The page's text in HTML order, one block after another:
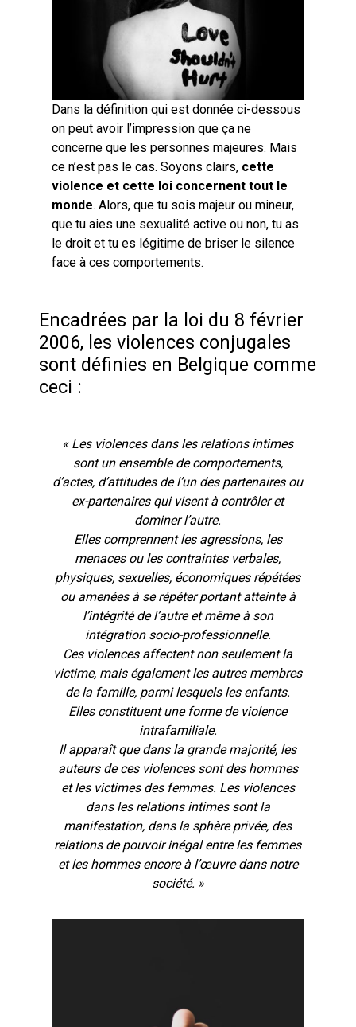
Dans la définition qui est donnée ci-dessous
on peut avoir l’impression que ça ne
concerne que les personnes majeures. Mais
ce n’est pas le cas. Soyons clairs, cette
violence et cette loi concernent tout le
monde. Alors, que tu sois majeur ou mineur,
que tu aies une sexualité active ou non, tu as
le droit et tu es légitime de briser le silence
face à ces comportements.
Encadrées par la loi du 8 février
2006, les violences conjugales
sont définies en Belgique comme
ceci :
« Les violences dans les relations intimes
sont un ensemble de comportements,
d’actes, d’attitudes de l’un des partenaires ou
ex-partenaires qui visent à contrôler et
dominer l’autre.
Elles comprennent les agressions, les
menaces ou les contraintes verbales,
physiques, sexuelles, économiques répétées
ou amenées à se répéter portant atteinte à
l’intégrité de l’autre et même à son
intégration socio-professionnelle.
Ces violences affectent non seulement la
victime, mais également les autres membres
de la famille, parmi lesquels les enfants.
Elles constituent une forme de violence
intrafamiliale.
Il apparaît que dans la grande majorité, les
auteurs de ces violences sont des hommes
et les victimes des femmes. Les violences
dans les relations intimes sont la
manifestation, dans la sphère privée, des
relations de pouvoir inégal entre les femmes
et les hommes encore à l’œuvre dans notre
société. »